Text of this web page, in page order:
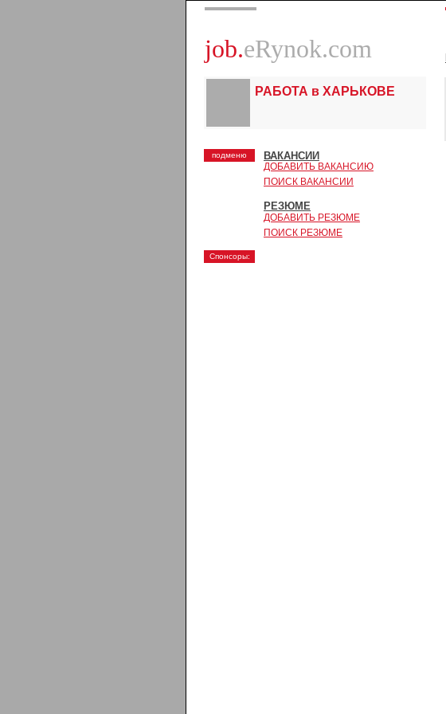
job.eRynok.com
РАБОТА в ХАРЬКОВЕ
подменю ВАКАНСИИ
ДОБАВИТЬ ВАКАНСИЮ
ПОИСК ВАКАНСИИ
РЕЗЮМЕ
ДОБАВИТЬ РЕЗЮМЕ
ПОИСК РЕЗЮМЕ
Спонсоры: